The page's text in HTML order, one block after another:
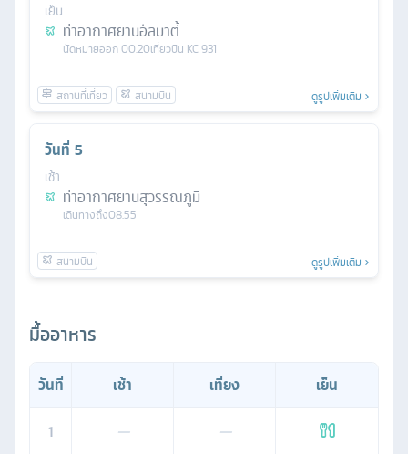
เย็น
ท่าอากาศยานอัลมาตี้
นัดหมายออก00.20เที่ยวบิน KC 931
ดูรูปเพิ่มเติม
วันที่ 5
เช้า
ท่าอากาศยานสุวรรณภูมิ
เดินทางถึง08.55
ดูรูปเพิ่มเติม
มื้ออาหาร
วันที่ เช้า เที่ยง
เย็น
1
— —